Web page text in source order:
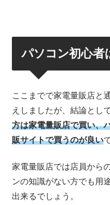
パソコン初心者
ここまでで家電量販店と
えしましたが、結論として
方は家電量販店で買い、
販サイトで買うのが良い
家電量販店では店員から
ンの知識がない方でも用
出来るでしょう。